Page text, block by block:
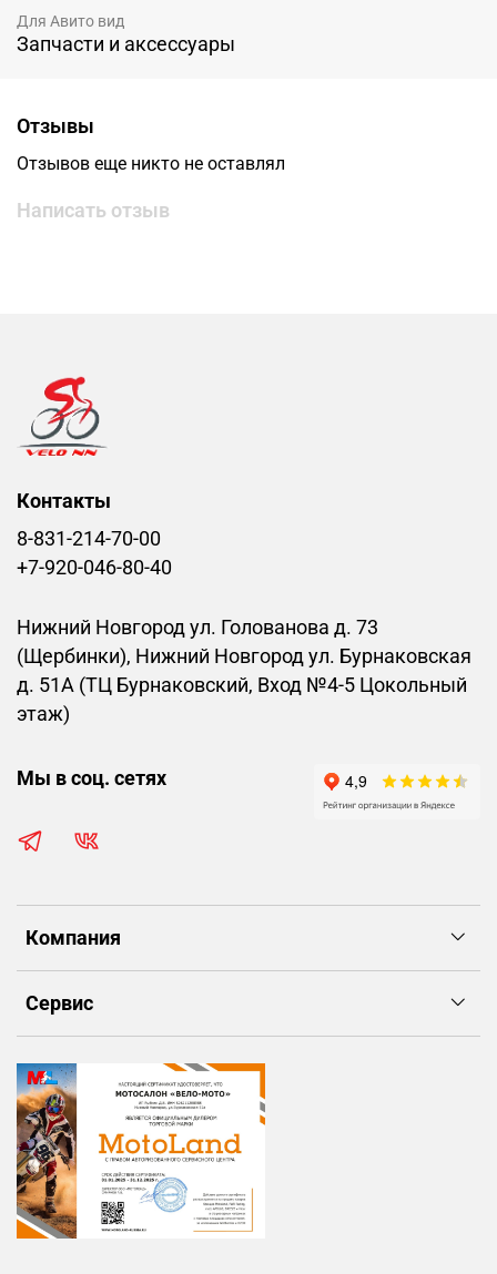
Для Авито вид
Запчасти и аксессуары
Отзывы
Отзывов еще никто не оставлял
Написать отзыв
Компания
Сервис
Контакты
8-831-214-70-00
+7-920-046-80-40
Нижний Новгород ул. Голованова д. 73
(Щербинки), Нижний Новгород ул. Бурнаковская
д. 51А (ТЦ Бурнаковский, Вход №4-5 Цокольный
этаж)
Мы в соц. сетях